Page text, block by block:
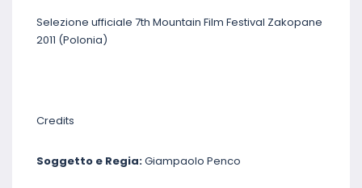
Selezione ufficiale 7th Mountain Film Festival Zakopane
2011 (Polonia)
Credits
Soggetto e Regia:Giampaolo Penco